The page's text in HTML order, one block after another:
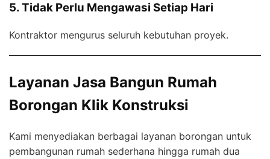
5. Tidak Perlu Mengawasi Setiap Hari
Kontraktor mengurus seluruh kebutuhan proyek.
Layanan Jasa Bangun Rumah
Borongan Klik Konstruksi
Kami menyediakan berbagai layanan borongan untuk
pembangunan rumah sederhana hingga rumah dua